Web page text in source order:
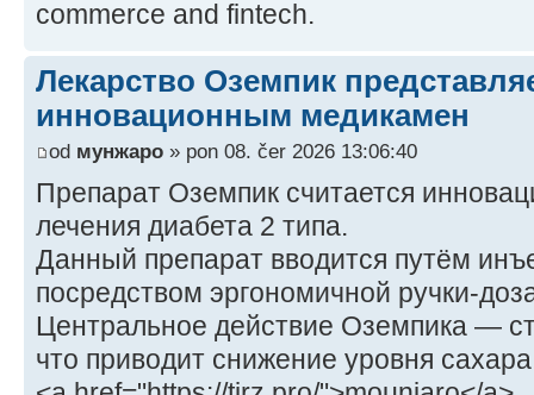
commerce and fintech.
Лекарство Оземпик
инновационным медикамен
od мунжаро » pon 08. čer 2026 13:06:40
Препарат Оземпик считается
лечения диабета 2 типа.
Данный препарат вводится путём
посредством эргономичной ручки-
Центральное действие Оземпика —
что приводит снижение уровня